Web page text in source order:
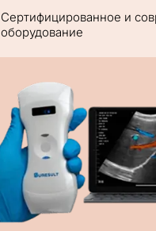
Сертифицированное и
оборудование